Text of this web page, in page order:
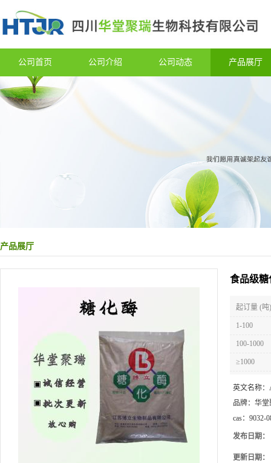
公司首页 公司介绍 公司动态 产品展厅
产品展厅
食品级糖
起订量 (吨)
1-100
100-1000
≥1000
英文名称：
品牌： 华堂
cas： 9032-
发布日期：
更新日期：